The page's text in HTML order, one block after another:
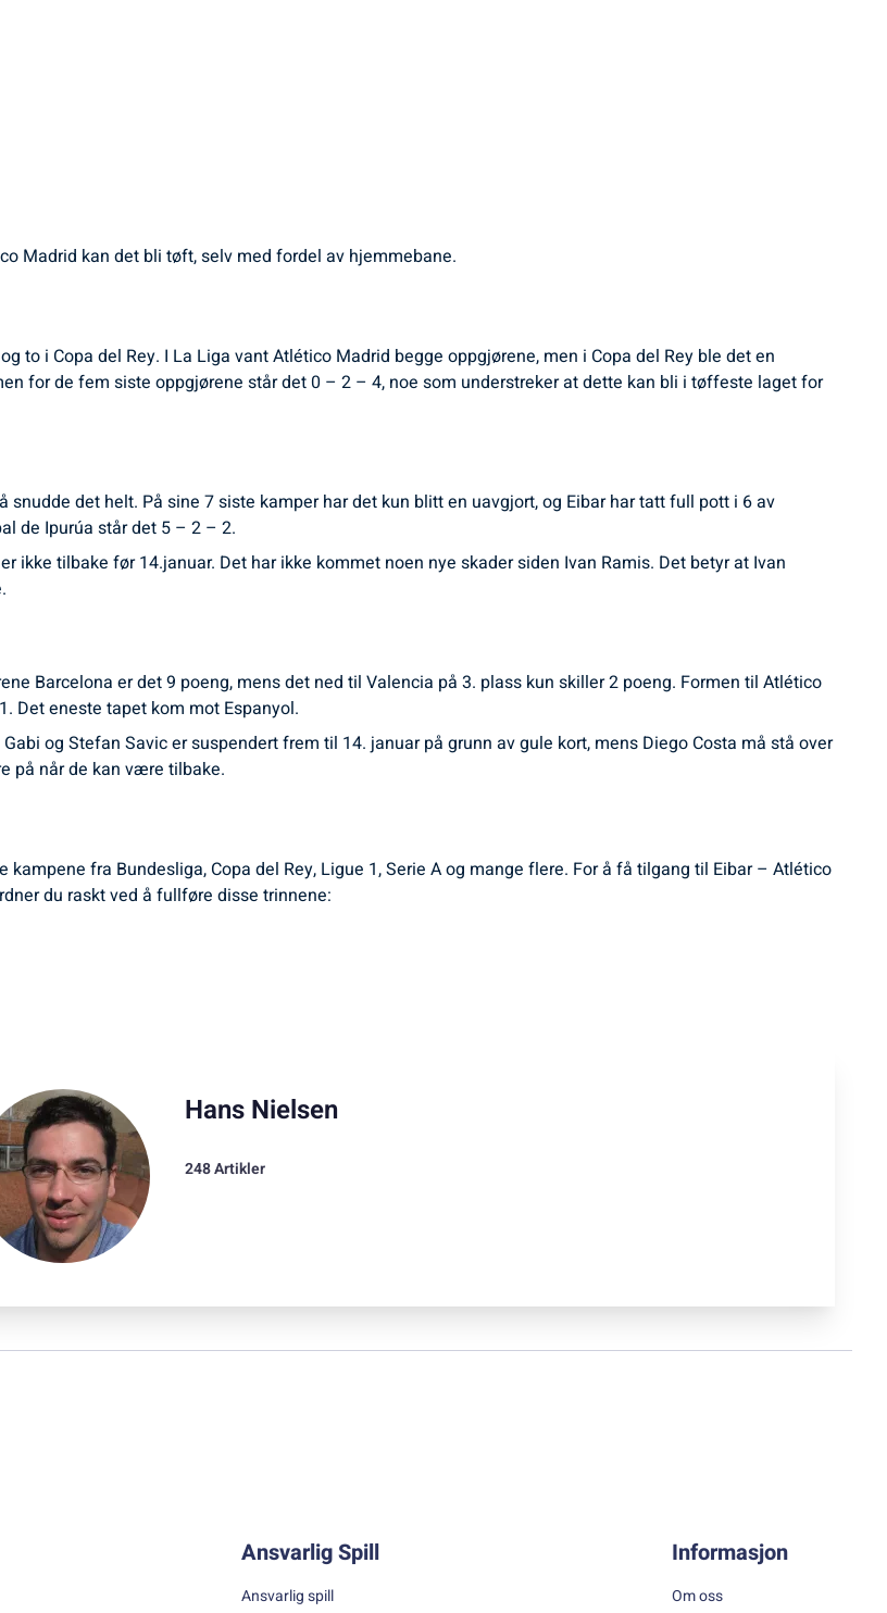
Madrid kan det bli tøft, selv med fordel av hjemmebane.
to i Copa del Rey. I La Liga vant Atlético Madrid begge oppgjørene, men i Copa del Rey ble det en
for de fem siste oppgjørene står det 0 – 2 – 4, noe som understreker at dette kan bli i tøffeste laget for
det helt. På sine 7 siste kamper har det kun blitt en uavgjort, og Eibar har tatt full pott i 6 av
de Ipurúa står det 5 – 2 – 2.
ikke tilbake før 14.januar. Det har ikke kommet noen nye skader siden Ivan Ramis. Det betyr at Ivan
Barcelona er det 9 poeng, mens det ned til Valencia på 3. plass kun skiller 2 poeng. Formen til Atlético
Det eneste tapet kom mot Espanyol.
og Stefan Savic er suspendert frem til 14. januar på grunn av gule kort, mens Diego Costa må stå over
på når de kan være tilbake.
kampene fra Bundesliga, Copa del Rey, Ligue 1, Serie A og mange flere. For å få tilgang til Eibar – Atlético
du raskt ved å fullføre disse trinnene:
Hans Nielsen
248 Artikler
Ansvarlig Spill
Ansvarlig spill
Informasjon
Om oss